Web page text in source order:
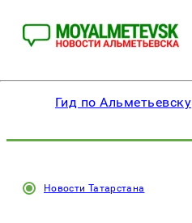
Гид по Альметьевску
Новости Татарстана